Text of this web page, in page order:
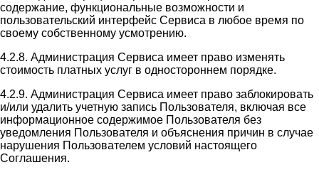
содержание, функциональные возможности и
пользовательский интерфейс Сервиса в любое время по
своему собственному усмотрению.
4.2.8. Администрация Сервиса имеет право изменять
стоимость платных услуг в одностороннем порядке.
4.2.9. Администрация Сервиса имеет право заблокировать
и/или удалить учетную запись Пользователя, включая все
информационное содержимое Пользователя без
уведомления Пользователя и объяснения причин в случае
нарушения Пользователем условий настоящего
Соглашения.